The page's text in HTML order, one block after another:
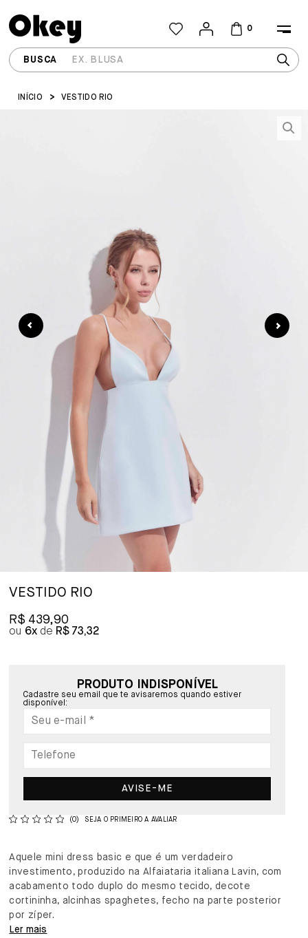
0
INÍCIO VESTIDO RIO
VESTIDO RIO
R$ 439,90
6x R$ 73,32
PRODUTO INDISPONÍVEL
Cadastre seu email que te avisaremos quando estiver
disponível:
AVISE-ME
(0) SEJA O PRIMEIRO A AVALIAR
Aquele mini dress basic e que é um verdadeiro
investimento, produzido na Alfaiataria italiana Lavin, com
acabamento todo duplo do mesmo tecido, decote
cortininha, alcinhas spaghetes, fecho na parte posterior
por zíper.
Ler mais